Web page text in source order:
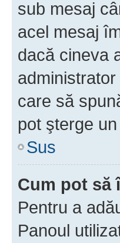
sub mesaj
acel mesaj
dacă cineva
care să
pot şterge
Sus
Cum pot să
Pentru a
Panoul